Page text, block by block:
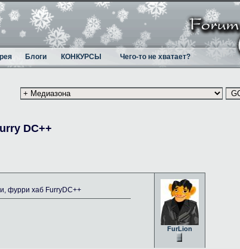
Блоги КОНКУРСЫ Чего-то не хватает?
DC++
FurLion
фурри хаб FurryDC++